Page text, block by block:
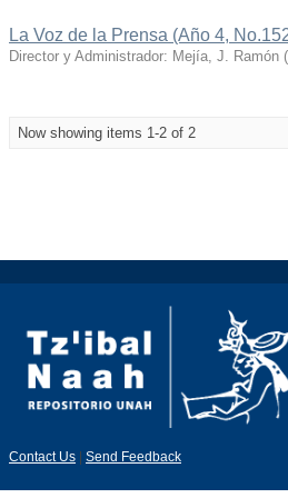
La Voz de la Prensa (Año 4,
Director y Administrador: Mejía, J. Ramón (
Now showing items 1-2 of 2
Contact Us Send Feedback